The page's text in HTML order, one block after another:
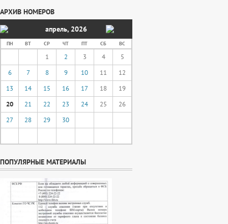
АРХИВ НОМЕРОВ
апрель, 2026
ПН ВТ СР ЧТ ПТ СБ ВС
1 2 3 4
5
6
7 8 9 10 11
12
13
14 15 16 17 18
19
20
21 22 23 24 25
26
27
28 29 30
ПОПУЛЯРНЫЕ МАТЕРИАЛЫ